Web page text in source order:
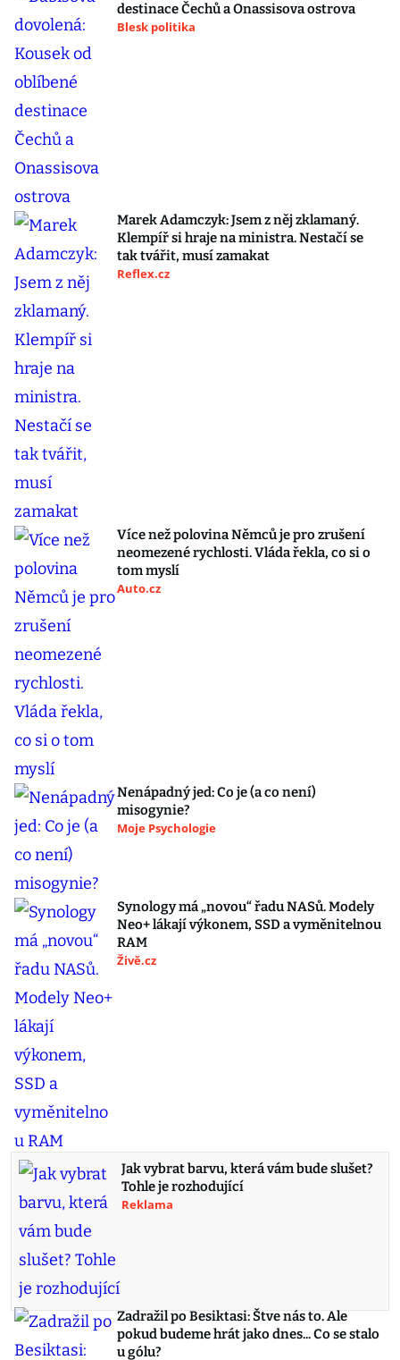
destinace Čechů a Onassisova ostrova
Blesk politika
Marek Adamczyk: Jsem z něj zklamaný.
Klempíř si hraje na ministra. Nestačí se
tak tvářit, musí zamakat
Reflex.cz
Více než polovina Němců je pro zrušení
neomezené rychlosti. Vláda řekla, co si o
tom myslí
Auto.cz
Nenápadný jed: Co je (a co není)
misogynie?
Moje Psychologie
Synology má „novou“ řadu NASů. Modely
Neo+ lákají výkonem, SSD a vyměnitelnou
RAM
Živě.cz
Jak vybrat barvu, která vám bude slušet?
Tohle je rozhodující
Reklama
Zadražil po Besiktasi: Štve nás to. Ale
pokud budeme hrát jako dnes... Co se stalo
u gólu?